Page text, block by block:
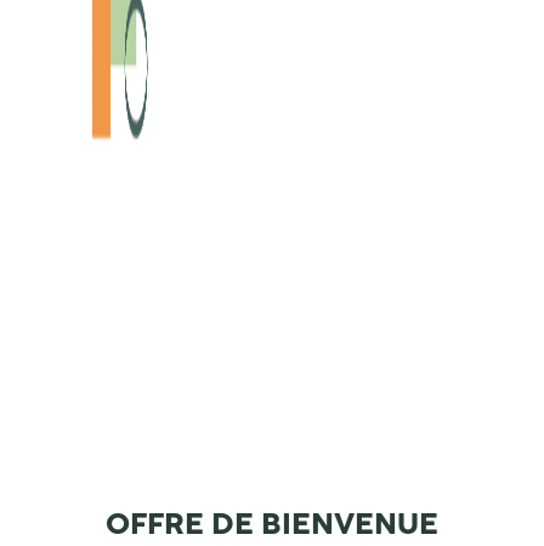
OFFRE DE BIENVENUE